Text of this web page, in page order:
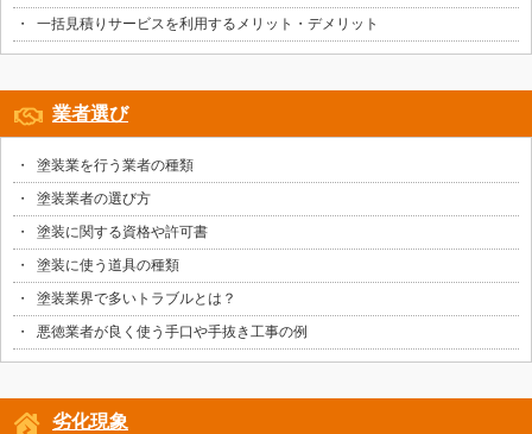
一括見積りサービスを利用するメリット・デメリット
業者選び
塗装業を行う業者の種類
塗装業者の選び方
塗装に関する資格や許可書
塗装に使う道具の種類
塗装業界で多いトラブルとは？
悪徳業者が良く使う手口や手抜き工事の例
劣化現象